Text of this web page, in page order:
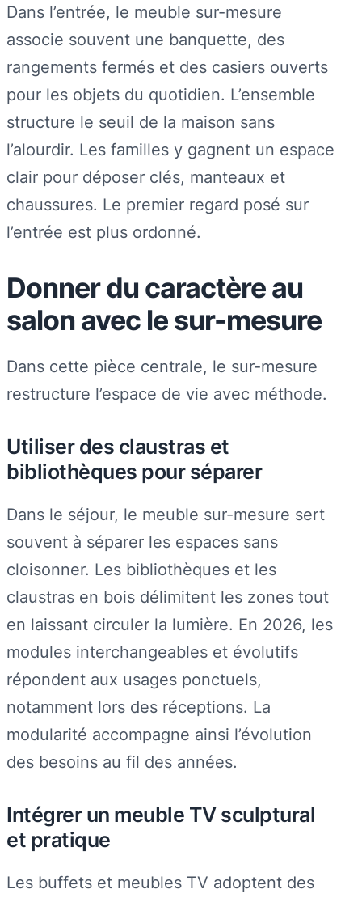
Dans l’entrée, le meuble sur-mesure
associe souvent une banquette, des
rangements fermés et des casiers ouverts
pour les objets du quotidien. L’ensemble
structure le seuil de la maison sans
l’alourdir. Les familles y gagnent un espace
clair pour déposer clés, manteaux et
chaussures. Le premier regard posé sur
l’entrée est plus ordonné.
Donner du caractère au
salon avec le sur-mesure
Dans cette pièce centrale, le sur-mesure
restructure l’espace de vie avec méthode.
Utiliser des claustras et
bibliothèques pour séparer
Dans le séjour, le meuble sur-mesure sert
souvent à séparer les espaces sans
cloisonner. Les bibliothèques et les
claustras en bois délimitent les zones tout
en laissant circuler la lumière. En 2026, les
modules interchangeables et évolutifs
répondent aux usages ponctuels,
notamment lors des réceptions. La
modularité accompagne ainsi l’évolution
des besoins au fil des années.
Intégrer un meuble TV sculptural
et pratique
Les buffets et meubles TV adoptent des